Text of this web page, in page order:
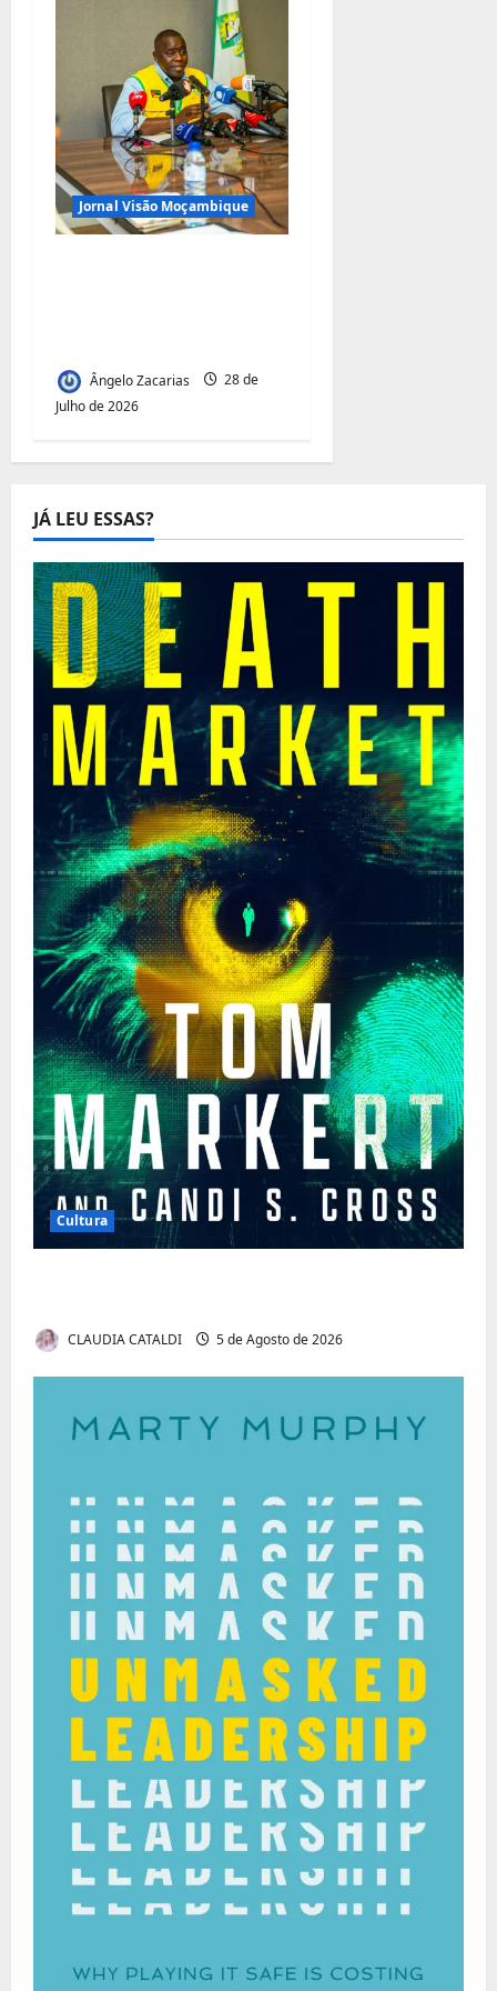
Jornal Visão Moçambique
Ângelo Zacarias
28 de
Julho de 2026
JÁ LEU ESSAS?
Cultura
CLAUDIA CATALDI 5 de Agosto de 2026